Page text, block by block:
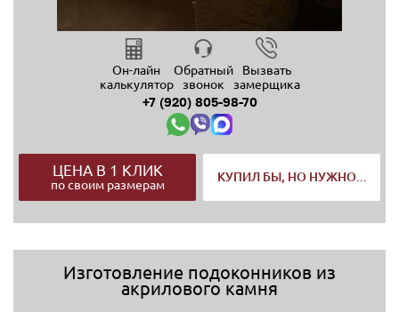
Он-лайн
калькулятор
Обратный
звонок
Вызвать
замерщика
+7 (920) 805-98-70
ЦЕНА В 1 КЛИК
по своим размерам
КУПИЛ БЫ, НО НУЖНО...
Изготовление подоконников из
акрилового камня